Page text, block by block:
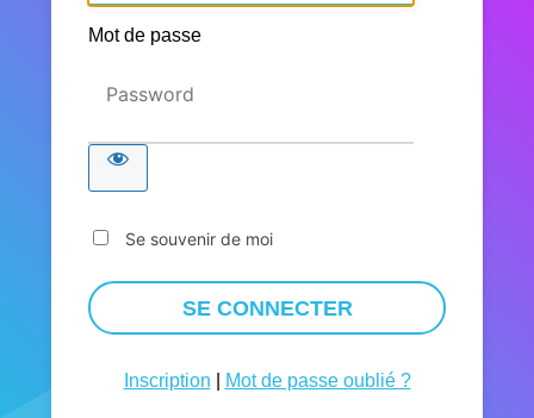
Mot de passe
Se souvenir de moi
Inscription Mot de passe oublié ?